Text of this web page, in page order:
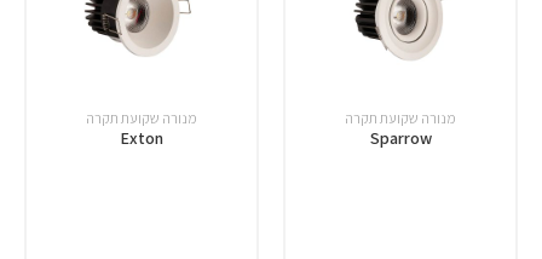
מנורה שקועת תקרה
Sparrow
מנורה שקועת תקרה
Exton